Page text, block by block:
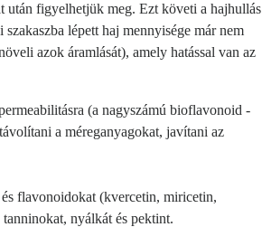
után figyelhetjük meg. Ezt követi a hajhullás
lépett haj mennyisége már nem
azok áramlását), amely hatással van az
(a nagyszámú bioflavonoid -
a méreganyagokat, javítani az
flavonoidokat (kvercetin, miricetin,
nyálkát és pektint.